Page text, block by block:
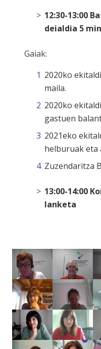
12:30-13:00
deialdia 5
Gaiak:
2020ko
maila.
2020ko
gastuen
2021eko
helburuak eta
Zuzendaritza
13:00-14:00
lanketa